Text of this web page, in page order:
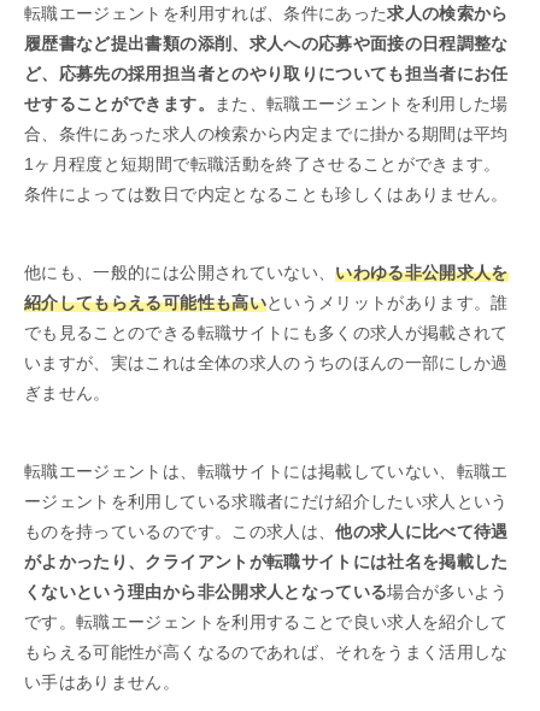
転職エージェントを利用すれば、条件にあった求人の検索から
履歴書など提出書類の添削、求人への応募や面接の日程調整な
ど、応募先の採用担当者とのやり取りについても担当者にお任
せすることができます。
また、転職エージェントを利用した場
合、条件にあった求人の検索から内定までに掛かる期間は平均
1ヶ月程度と短期間で転職活動を終了させることができます。
条件によっては数日で内定となることも珍しくはありません。
他にも、一般的には公開されていない、いわゆる非公開求人を
紹介してもらえる可能性も高いというメリットがあります。誰
でも見ることのできる転職サイトにも多くの求人が掲載されて
いますが、実はこれは全体の求人のうちのほんの一部にしか過
ぎません。
転職エージェントは、転職サイトには掲載していない、転職エ
ージェントを利用している求職者にだけ紹介したい求人という
ものを持っているのです。この求人は、他の求人に比べて待遇
がよかったり、クライアントが転職サイトには社名を掲載した
くないという理由から非公開求人となっている場合が多いよう
です。転職エージェントを利用することで良い求人を紹介して
もらえる可能性が高くなるのであれば、それをうまく活用しな
い手はありません。